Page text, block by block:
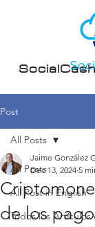
Post
All Posts
All Post in English
Todos los Artículos
All Posts
de los
Jaime González
Dec 13, 2024 5